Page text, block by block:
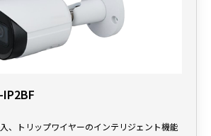
IP2BF
、トリップワイヤーのインテリジェント機能